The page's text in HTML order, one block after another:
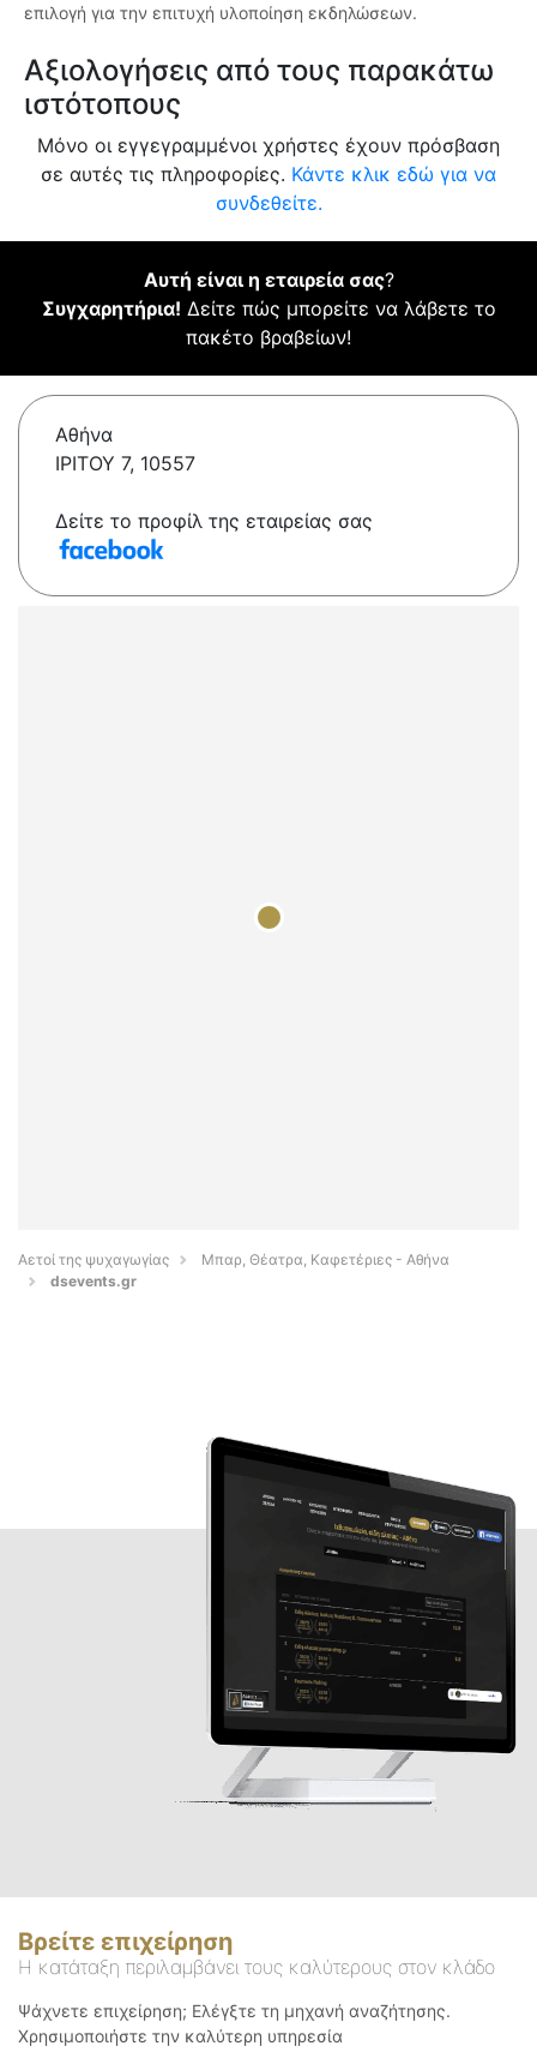
επιλογή για την επιτυχή υλοποίηση εκδηλώσεων.
Αξιολογήσεις από τους παρακάτω
ιστότοπους
Μόνο οι εγγεγραμμένοι χρήστες έχουν πρόσβαση
σε αυτές τις πληροφορίες. Κάντε κλικ εδώ για να
συνδεθείτε.
Αυτή είναι η εταιρεία σας?
Συγχαρητήρια! Δείτε πώς μπορείτε να λάβετε το
πακέτο βραβείων!
Αθήνα
IPITOY 7, 10557
Δείτε το προφίλ της εταιρείας σας
Αετοί της ψυχαγωγίας
Μπαρ, Θέατρα, Καφετέριες - Αθήνα
dsevents.gr
Βρείτε επιχείρηση
Η κατάταξη περιλαμβάνει τους καλύτερους στον κλάδο
Ψάχνετε επιχείρηση; Ελέγξτε τη μηχανή αναζήτησης.
Χρησιμοποιήστε την καλύτερη υπηρεσία